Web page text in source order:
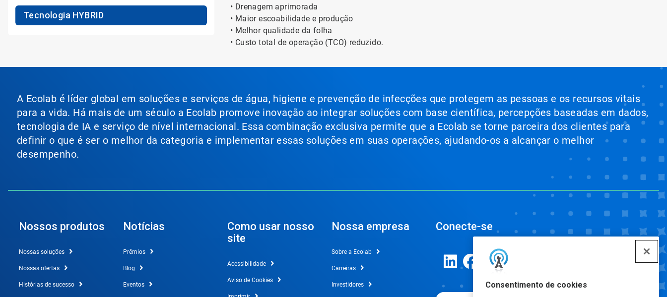
Consentimento de cookies
Tecnologia HYBRID
• Drenagem aprimorada
• Maior escoabilidade e produção
• Melhor qualidade da folha
• Custo total de operação (TCO) reduzido.
A Ecolab é líder global em soluções e serviços de água, higiene e prevenção de infecções que protegem as pessoas e os recursos vitais
para a vida. Há mais de um século a Ecolab promove inovação ao integrar soluções com base científica, percepções baseadas em dados,
tecnologia de IA e serviço de nível internacional. Essa combinação exclusiva permite que a Ecolab se torne parceira dos clientes para
definir o que é ser o melhor da categoria e implementar essas soluções em suas operações, ajudando-os a alcançar o melhor
desempenho.
Nossos produtos
Nossas soluções
Nossas ofertas
Histórias de sucesso
Notícias
Prêmios
Blog
Eventos
Como usar nosso
site
Acessibilidade
Aviso de Cookies
Nossa empresa
Sobre a Ecolab
Carreiras
Investidores
Conecte-se